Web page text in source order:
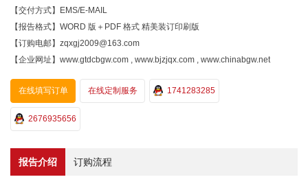
【交付方式】EMS/E-MAIL
【报告格式】WORD 版＋PDF 格式 精美装订印刷版
【订购电邮】zqxgj2009@163.com
【企业网址】www.gtdcbgw.com , www.bjzjqx.com , www.chinabgw.net
在线填写订单 在线定制服务 1741283285
2676935656
报告介绍 订购流程